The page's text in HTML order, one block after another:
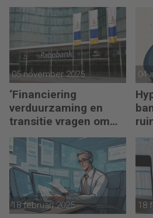
05 november 2025
‘Financiering
verduurzaming en
transitie vragen om
minder regels’
04
18 februari 2025 18